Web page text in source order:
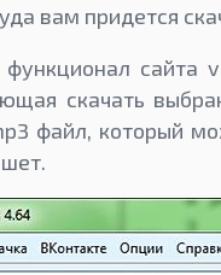
вам придется
сайта
скачать
файл, который